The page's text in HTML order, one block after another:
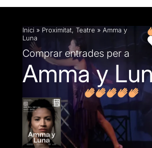
Inici » Proximitat, Teatre » Amma y
Luna
Comprar entrades per a
Amma y